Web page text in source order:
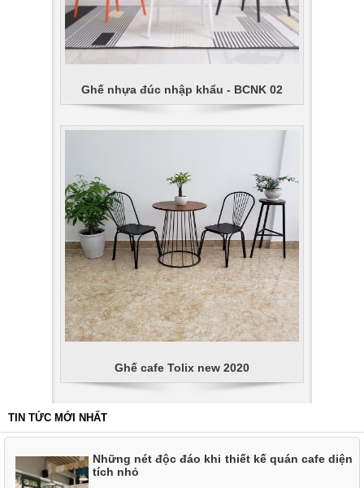
Ghế nhựa đúc nhập khẩu - BCNK 02
Ghế cafe Tolix new 2020
TIN TỨC MỚI NHẤT
Những nét độc đáo khi thiết kế quán cafe diện
tích nhỏ